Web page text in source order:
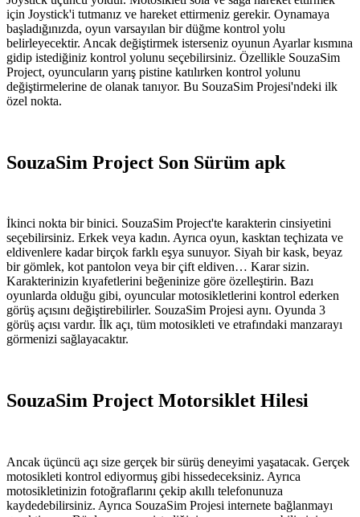
için Joystick'i tutmanız ve hareket ettirmeniz gerekir. Oynamaya
başladığınızda, oyun varsayılan bir düğme kontrol yolu
belirleyecektir. Ancak değiştirmek isterseniz oyunun Ayarlar kısmına
gidip istediğiniz kontrol yolunu seçebilirsiniz. Özellikle SouzaSim
Project, oyuncuların yarış pistine katılırken kontrol yolunu
değiştirmelerine de olanak tanıyor. Bu SouzaSim Projesi'ndeki ilk
özel nokta.
SouzaSim Project Son Sürüm apk
İkinci nokta bir binici. SouzaSim Project'te karakterin cinsiyetini
seçebilirsiniz. Erkek veya kadın. Ayrıca oyun, kasktan teçhizata ve
eldivenlere kadar birçok farklı eşya sunuyor. Siyah bir kask, beyaz
bir gömlek, kot pantolon veya bir çift eldiven… Karar sizin.
Karakterinizin kıyafetlerini beğeninize göre özelleştirin. Bazı
oyunlarda olduğu gibi, oyuncular motosikletlerini kontrol ederken
görüş açısını değiştirebilirler. SouzaSim Projesi aynı. Oyunda 3
görüş açısı vardır. İlk açı, tüm motosikleti ve etrafındaki manzarayı
görmenizi sağlayacaktır.
SouzaSim Project Motorsiklet Hilesi
Ancak üçüncü açı size gerçek bir sürüş deneyimi yaşatacak. Gerçek
motosikleti kontrol ediyormuş gibi hissedeceksiniz. Ayrıca
motosikletinizin fotoğraflarını çekip akıllı telefonunuza
kaydedebilirsiniz. Ayrıca SouzaSim Projesi internete bağlanmayı